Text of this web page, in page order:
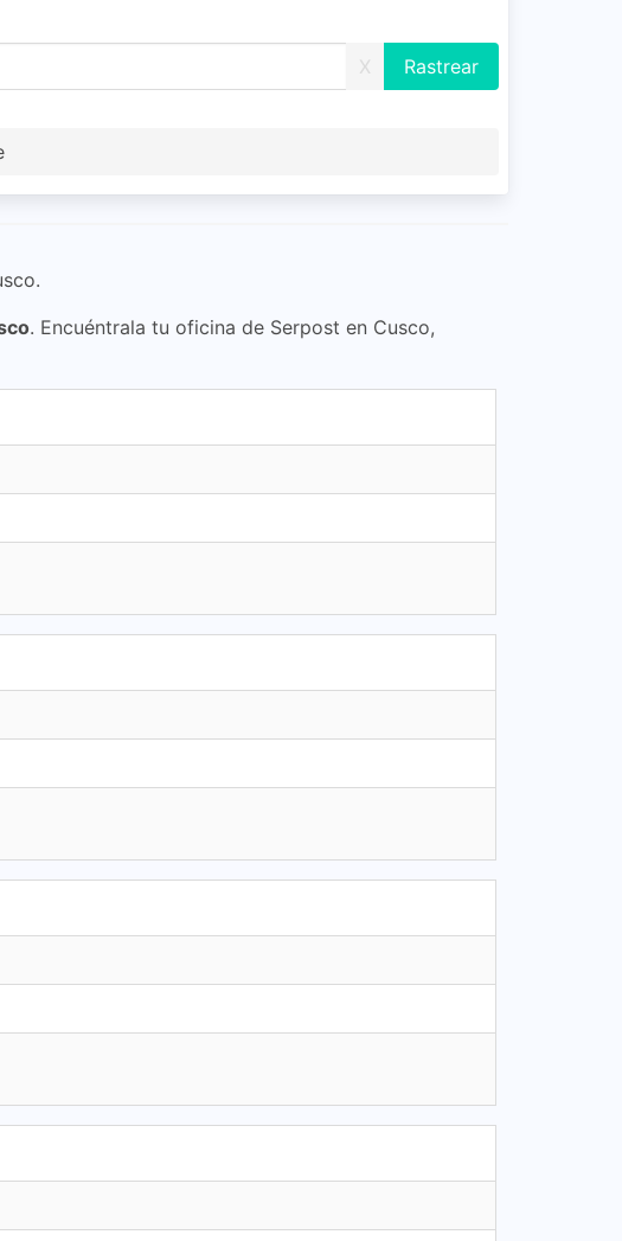
X
. Encuéntrala tu oficina de Serpost en Cusco,